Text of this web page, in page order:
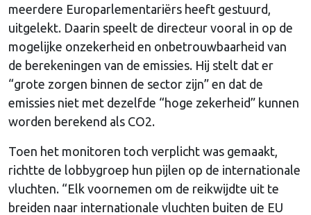
meerdere Europarlementariërs heeft gestuurd,
uitgelekt. Daarin speelt de directeur vooral in op de
mogelijke onzekerheid en onbetrouwbaarheid van
de berekeningen van de emissies. Hij stelt dat er
“grote zorgen binnen de sector zijn” en dat de
emissies niet met dezelfde “hoge zekerheid” kunnen
worden berekend als CO2.
Toen het monitoren toch verplicht was gemaakt,
richtte de lobbygroep hun pijlen op de internationale
vluchten. “Elk voornemen om de reikwijdte uit te
breiden naar internationale vluchten buiten de EU